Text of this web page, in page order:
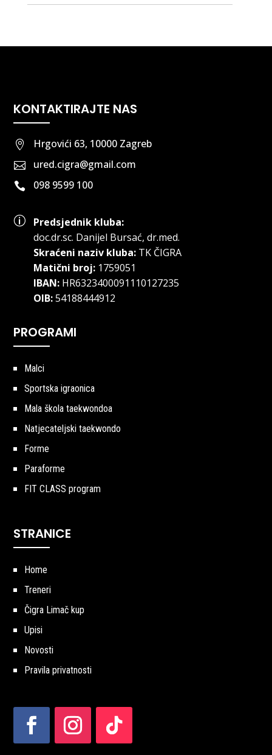
KONTAKTIRAJTE NAS
 Hrgovići 63, 10000 Zagreb
 ured.cigra@gmail.com
 098 9599 100
p
Predsjednik kluba:
doc.dr.sc. Danijel Bursać, dr.med.
Skraćeni naziv kluba:TK ČIGRA
Matični broj:1759051
IBAN:HR6323400091110127235
OIB:54188444912
PROGRAMI
Malci
Sportska igraonica
Mala škola taekwondoa
Natjecateljski taekwondo
Forme
Paraforme
FIT CLASS program
STRANICE
Home
Treneri
Čigra Limač kup
Upisi
Novosti
Pravila privatnosti